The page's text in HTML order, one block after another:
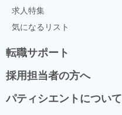
求人特集
気になるリスト
転職サポート
採用担当者の方へ
パティシエントについて